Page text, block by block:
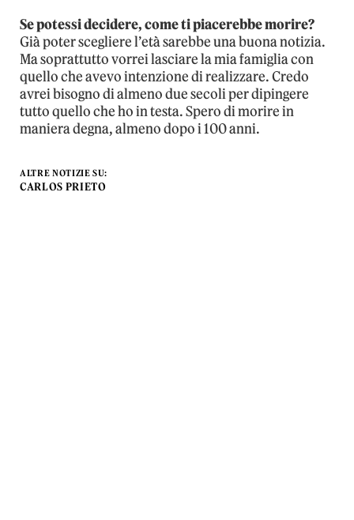
Se potessi decidere, come ti piacerebbe morire?
Già poter scegliere l’età sarebbe una buona notizia.
Ma soprattutto vorrei lasciare la mia famiglia con
quello che avevo intenzione di realizzare. Credo
avrei bisogno di almeno due secoli per dipingere
tutto quello che ho in testa. Spero di morire in
maniera degna, almeno dopo i 100 anni.
ALTRE NOTIZIE SU:
CARLOS PRIETO